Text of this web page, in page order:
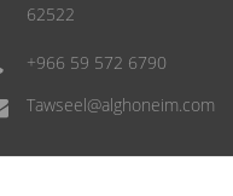
62522
+966 59 572 6790
Tawseel@alghoneim.com